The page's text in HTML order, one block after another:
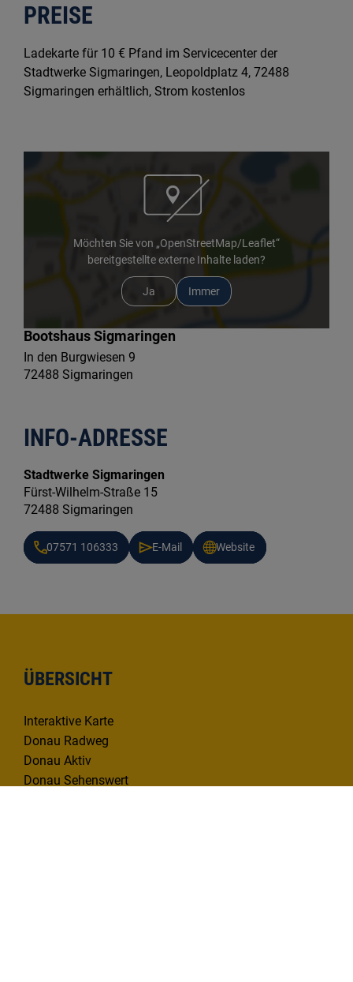
PREISE
Ladekarte für 10 € Pfand im Servicecenter der
Stadtwerke Sigmaringen, Leopoldplatz 4, 72488
Sigmaringen erhältlich, Strom kostenlos
Möchten Sie von „OpenStreetMap/Leaflet“
bereitgestellte externe Inhalte laden?
Ja Immer
Bootshaus Sigmaringen
In den Burgwiesen 9
72488 Sigmaringen
INFO-ADRESSE
Stadtwerke Sigmaringen
Fürst-Wilhelm-Straße 15
72488 Sigmaringen
07571 106333 E-Mail Website
ÜBERSICHT
Interaktive Karte
Donau Radweg
Donau Aktiv
Donau Sehenswert